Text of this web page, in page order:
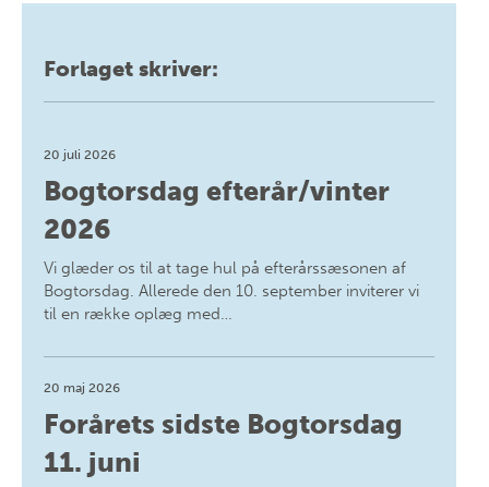
Forlaget skriver:
20 juli 2026
Bogtorsdag efterår/vinter
2026
Vi glæder os til at tage hul på efterårssæsonen af
Bogtorsdag. Allerede den 10. september inviterer vi
til en række oplæg med…
20 maj 2026
Forårets sidste Bogtorsdag
11. juni